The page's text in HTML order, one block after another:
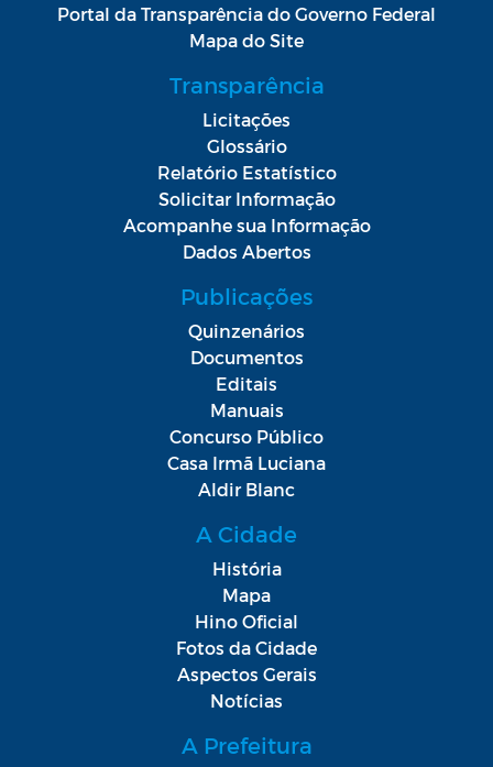
Portal da Transparência do Governo Federal
Mapa do Site
Transparência
Licitações
Glossário
Relatório Estatístico
Solicitar Informação
Acompanhe sua Informação
Dados Abertos
Publicações
Quinzenários
Documentos
Editais
Manuais
Concurso Público
Casa Irmã Luciana
Aldir Blanc
A Cidade
História
Mapa
Hino Oficial
Fotos da Cidade
Aspectos Gerais
Notícias
A Prefeitura